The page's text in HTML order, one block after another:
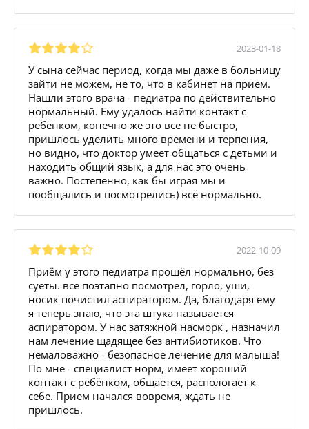
2023-01-18
У сына сейчас период, когда мы даже в больницу
зайти не можем, не то, что в кабинет на прием.
Нашли этого врача - педиатра по действительно
нормальный. Ему удалось найти контакт с
ребёнком, конечно же это все не быстро,
пришлось уделить много времени и терпения,
но видно, что доктор умеет общаться с детьми и
находить общий язык, а для нас это очень
важно. Постепенно, как бы играя мы и
пообщались и посмотрелись) всё нормально.
2022-10-09
Приём у этого педиатра прошёл нормально, без
суеты. все поэтапно посмотрел, горло, уши,
носик почистил аспиратором. Да, благодаря ему
я теперь знаю, что эта штука называется
аспиратором. У нас затяжной насморк , назначил
нам лечение щадящее без антибиотиков. Что
немаловажно - безопасное лечение для малыша!
По мне - специалист норм, имеет хороший
контакт с ребёнком, общается, распологает к
себе. Прием начался вовремя, ждать не
пришлось.